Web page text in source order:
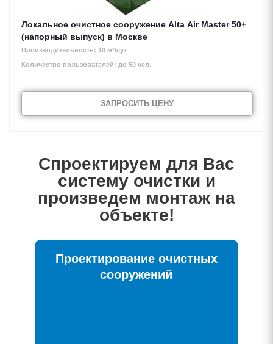
Локальное очистное сооружение Alta Air Master 50+
(напорный выпуск) в Москве
Производительность: 10 м³/сут
Количество пользователей: до 50 чел.
ЗАПРОСИТЬ ЦЕНУ
Спроектируем для Вас
систему очистки и
произведем монтаж на
объекте!
Проектирование очистных
сооружений
Подбор оборудования
Ливневой (поверхностный) сток
ДАЛЕЕ